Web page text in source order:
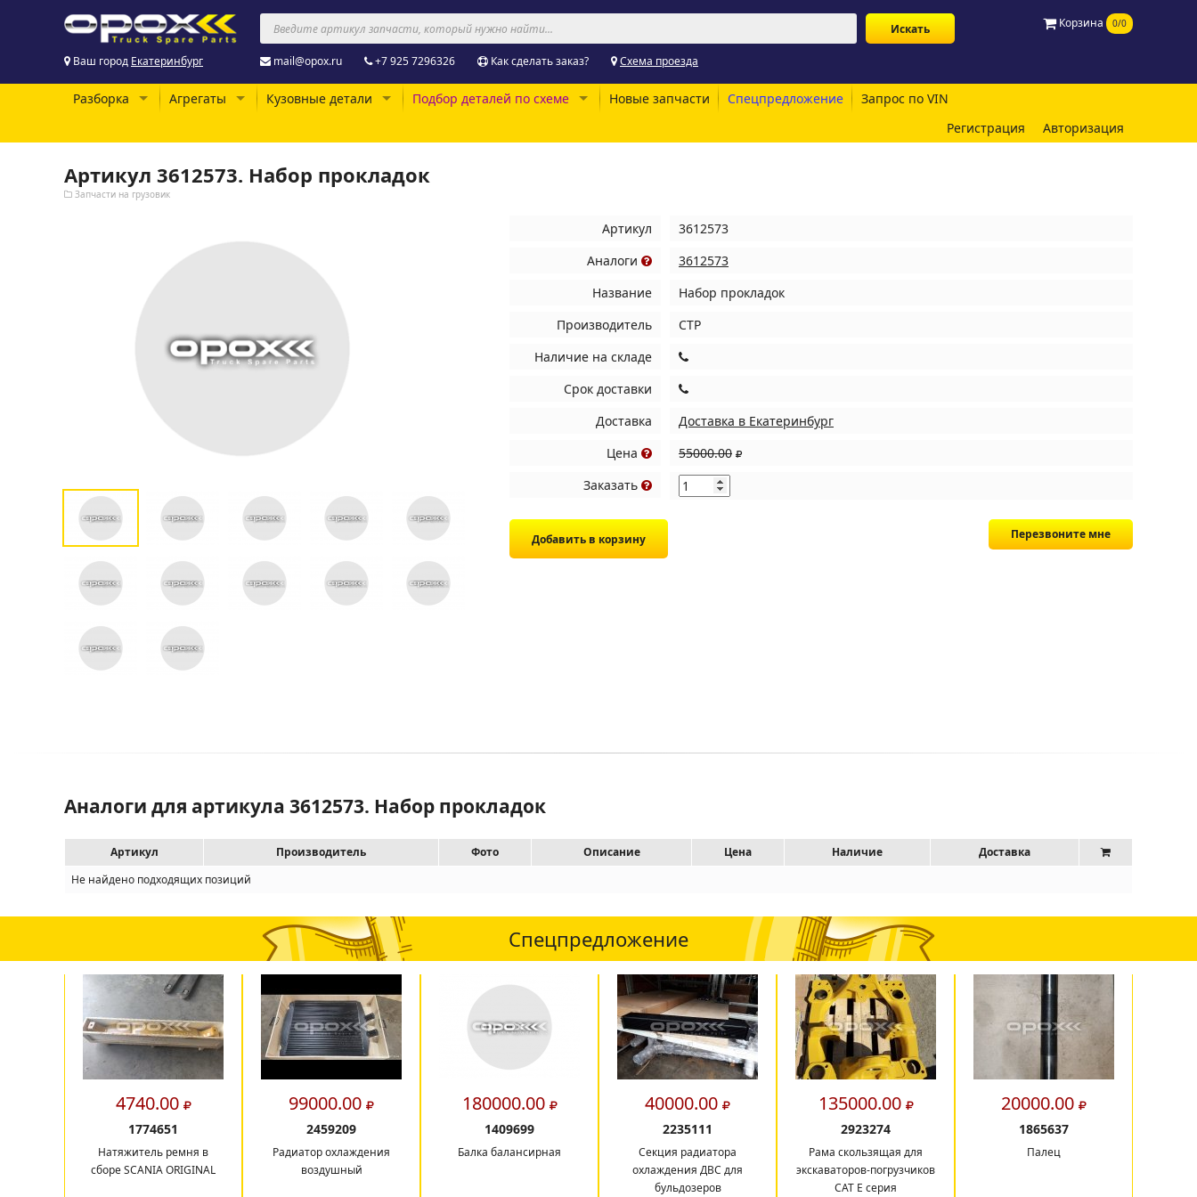
Корзина 0/0
Ваш город Екатеринбург mail@opox.ru +7 925 7296326 Как сделать заказ? Схема проезда
Разборка Агрегаты Кузовные детали Подбор деталей по схеме Новые запчасти Спецпредложение
Запрос по VIN
Регистрация
Авторизация
Артикул 3612573. Набор прокладок
Запчасти на грузовик
Артикул
3612573
Аналоги
3612573
Название
Набор прокладок
Производитель
CTP
Наличие на складе
Срок доставки
Доставка
Доставка в Екатеринбург
Цена
55000.00
Заказать
Перезвоните мне
Аналоги для артикула 3612573. Набор прокладок
Артикул Производитель Фото Описание Цена Наличие
Доставка
Не найдено подходящих позиций
Спецпредложение
4740.00
1774651
Натяжитель ремня в
сборе SCANIA ORIGINAL
99000.00
2459209
Радиатор охлаждения
воздушный
180000.00
1409699
Балка балансирная
40000.00
2235111
Секция радиатора
охлаждения ДВС для
бульдозеров
135000.00
2923274
Рама скользящая для
экскаваторов-погрузчиков
CAT E серия
20000.00
1865637
Палец